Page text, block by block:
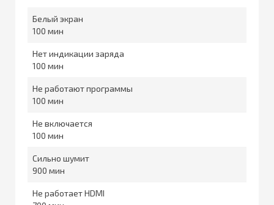
Белый экран
100
Нет индикации заряда
100
Не работают программы
100
Не включается
100
Сильно шумит
900
Не работает HDMI